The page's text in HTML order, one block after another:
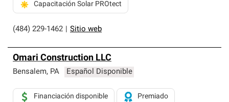
(484) 229-1462 Sitio web
Capacitación Solar PROtect
Omari Construction LLC
Bensalem, PA Español Disponible
Financiación disponible Premiado